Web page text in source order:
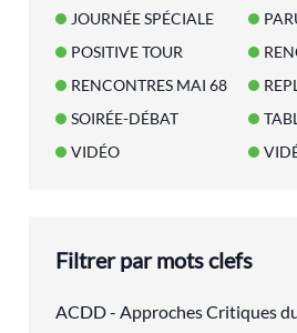
JOURNÉE SPÉCIALE
POSITIVE TOUR
RENCONTRES MAI 68
SOIRÉE-DÉBAT
VIDÉO
Filtrer par mots clefs
ACDD - Approches Critiques